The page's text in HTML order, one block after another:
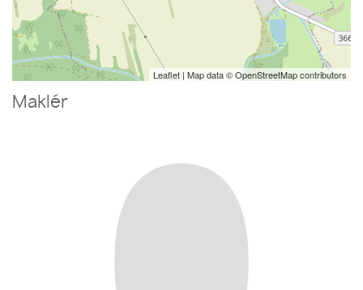
Leaflet | Map data ©OpenStreetMapcontributors
Maklér